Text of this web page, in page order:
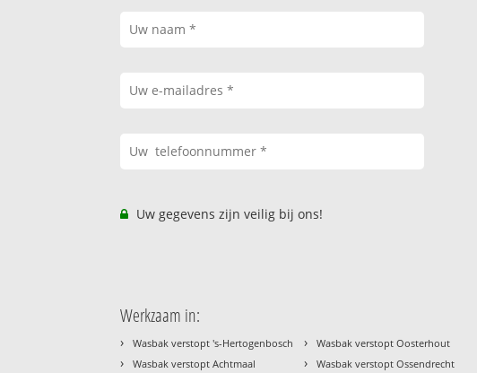
Uw gegevens zijn veilig bij ons!
Werkzaam in:
› Wasbak verstopt 's-Hertogenbosch
› Wasbak verstopt Achtmaal
› Wasbak verstopt Oosterhout
› Wasbak verstopt Ossendrecht